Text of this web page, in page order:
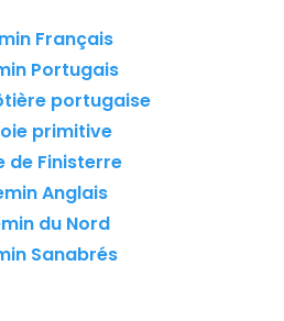
Français
Portugais
portugaise
primitive
de Finisterre
Anglais
du Nord
Sanabrés